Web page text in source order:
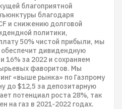
благоприятной
благодаря
и снижению долговой
политики,
50% чистой прибыли, мы
дивидендную
16% за 2022 и сохраняем
фаворитов. Мы
«выше рынка» по Газпрому
до $12,5 за депозитарную
потенциал роста 28%, так
на газ в 2021-2022 годах.